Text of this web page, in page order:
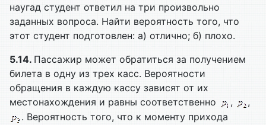
наугад студент ответил на три произвольно
заданных вопроса. Найти вероятность того, что
этот студент подготовлен: а) отлично; б) плохо.
5.14. Пассажир может обратиться за получением
билета в одну из трех касс. Вероятности
обращения в каждую кассу зависят от их
местонахождения и равны соответственно
,
,
. Вероятность того, что к моменту прихода